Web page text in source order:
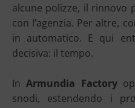
alcune polizze, il rinnovo
con l’agenzia. Per altre,
in automatico. E qui
decisiva: il tempo.
InArmundia Factory
snodi, estendendo i